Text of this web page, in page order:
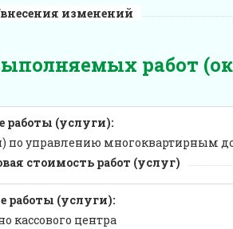
изменений
работ
работы (услуги):
по управлению многоквартирным
стоимость работ (услуг)
работы (услуги):
кассового центра